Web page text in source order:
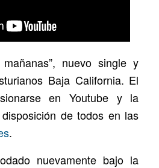
mañanas”, nuevo single y
Baja California. El
en Youtube y la
de todos en las
.
nuevamente bajo la